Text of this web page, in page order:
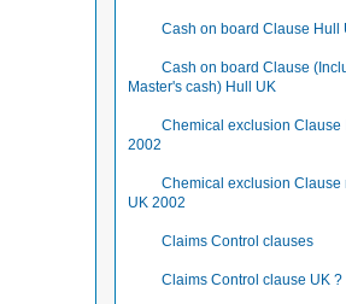
Cash on board Clause Hull
Cash on board Clause
Master's cash) Hull UK
Chemical exclusion Clause
2002
Chemical exclusion Clause
UK 2002
Claims Control clauses
Claims Control clause UK ?